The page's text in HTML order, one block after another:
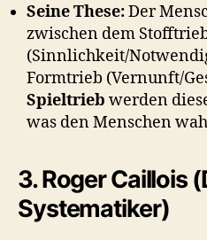
Seine These:Der
zwischen dem
(Sinnlichkeit/
Formtrieb (Vernunft/
Spieltrieb werden
was den Menschen
3. Roger Caillois
Systematiker)